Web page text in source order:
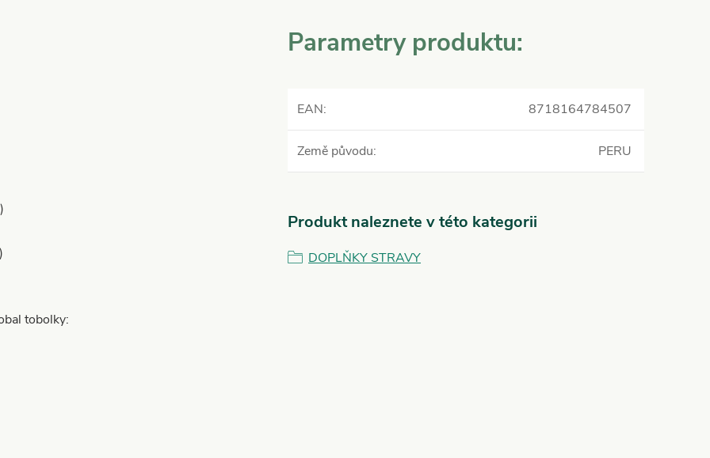
tobolky:
Parametry produktu:
EAN: 8718164784507
Země původu: PERU
Produkt naleznete v této kategorii
DOPLŇKY STRAVY